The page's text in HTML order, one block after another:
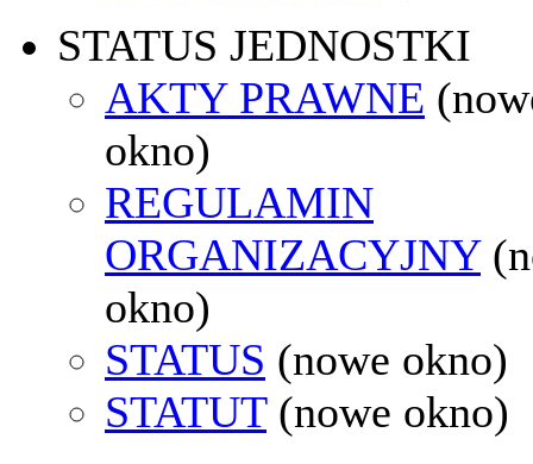
STATUS JEDNOSTKI
AKTY PRAWNE
okno)
REGULAMIN
ORGANIZACYJNY
okno)
STATUS (nowe okno)
STATUT (nowe okno)